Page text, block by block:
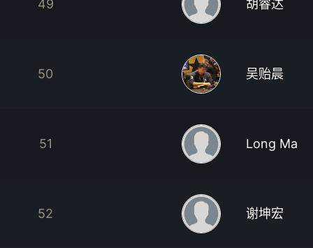
49 胡睿达
50 吴贻晨
51 Long Ma
52 谢坤宏